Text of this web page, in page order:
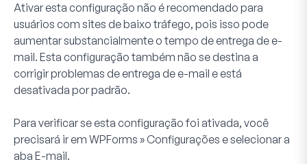
Ativar esta configuração não é recomendado para
usuários com sites de baixo tráfego, pois isso pode
aumentar substancialmente o tempo de entrega de e-
mail. Esta configuração também não se destina a
corrigir problemas de entrega de e-mail e está
desativada por padrão.
Para verificar se esta configuração foi ativada, você
precisará ir em WPForms » Configurações e selecionar a
aba E-mail.